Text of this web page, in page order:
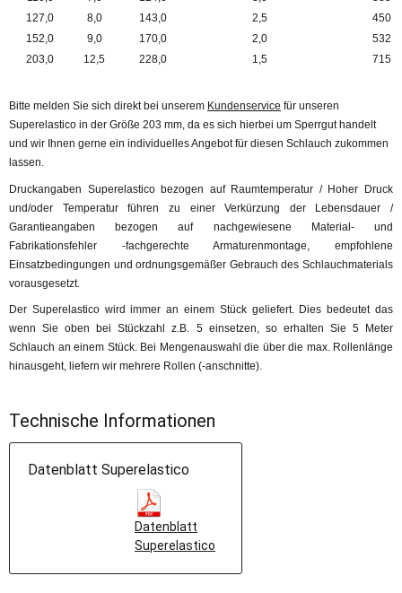
127,0
8,0 143,0 2,5
450
152,0
9,0 170,0 2,0
532
203,0
12,5 228,0 1,5 715
Bitte melden Sie sich direkt bei unserem Kundenservice für unseren
Superelastico in der Größe 203 mm, da es sich hierbei um Sperrgut handelt
und wir Ihnen gerne ein individuelles Angebot für diesen Schlauch zukommen
lassen.
Druckangaben Superelastico bezogen auf Raumtemperatur / Hoher Druck
und/oder Temperatur führen zu einer Verkürzung der Lebensdauer /
Garantieangaben bezogen auf nachgewiesene Material- und
Fabrikationsfehler -fachgerechte Armaturenmontage, empfohlene
Einsatzbedingungen und ordnungsgemäßer Gebrauch des Schlauchmaterials
vorausgesetzt.
Der Superelastico wird immer an einem Stück geliefert. Dies bedeutet das
wenn Sie oben bei Stückzahl z.B. 5 einsetzen, so erhalten Sie 5 Meter
Schlauch an einem Stück. Bei Mengenauswahl die über die max. Rollenlänge
hinausgeht, liefern wir mehrere Rollen (-anschnitte).
Technische Informationen
Datenblatt Superelastico
Datenblatt
Superelastico